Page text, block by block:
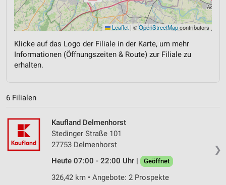
Leaflet | ©OpenStreetMapcontributors
Klicke auf das Logo der Filiale in der Karte, um mehr
Informationen (Öffnungszeiten & Route) zur Filiale zu
erhalten.
6 Filialen
❯
Kaufland Delmenhorst
Stedinger Straße 101
27753 Delmenhorst
Heute 07:00 - 22:00 Uhr |
Geöffnet
326,42 km • Angebote: 2 Prospekte